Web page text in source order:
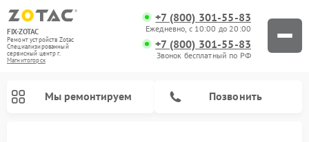
FIX-ZOTAC
Ремонт устройств Zotac
Специализированный
cервисный центр г.
Магнитогорск
+7 (800) 301-55-83
Ежедневно, с 10:00 до 20:00
+7 (800) 301-55-83
Звонок бесплатный по РФ
Мы ремонтируем Позвонить